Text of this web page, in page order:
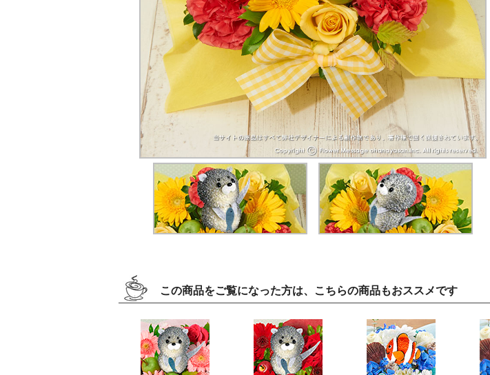
この商品をご覧になった方は、こちらの商品もおススメです